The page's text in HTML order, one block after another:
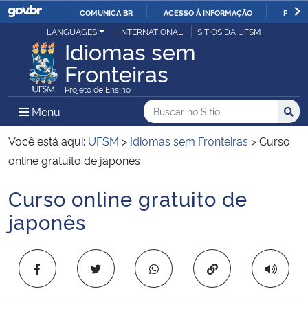
IR
PARA
O
COMUNICA BR ACESSO À INFORMAÇÃO
Ministério da Justiça e Segurança Pública
Ministério da Defesa
Ministério das Relações Exteriores
Ministério da Infraestrutura
Ministério da Educação
LANGUAGES INTERNATIONAL SÍTIOS DA UFSM
Idiomas sem
Fronteiras
Projeto de Ensino
Menu Menu Principal do Sítio
Busca
Buscar no no Sítio
Busca:
Você está aqui: UFSM > Idiomas sem Fronteiras >Curso
online gratuito de japonês
Início do conteúdo
Curso online gratuito de
japonês
Copiar para área